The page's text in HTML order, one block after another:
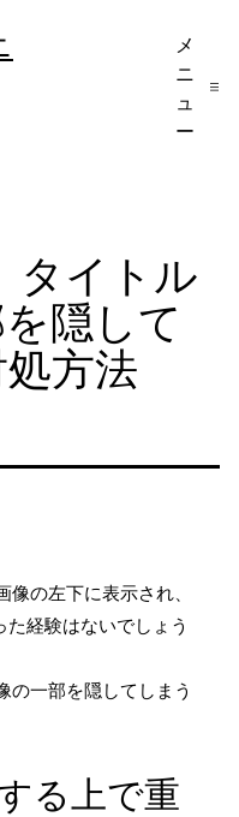
メ
ニ
ュ
ー
タイトル
隠して
方法
の左下に表示され、
経験はないでしょう
の一部を隠してしまう
る上で重